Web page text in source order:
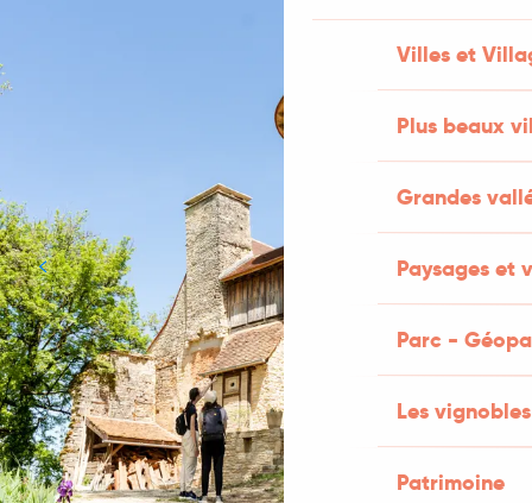
Villes et
Plus beaux
Grandes
Paysages et
Parc -
Les
Patrimoine